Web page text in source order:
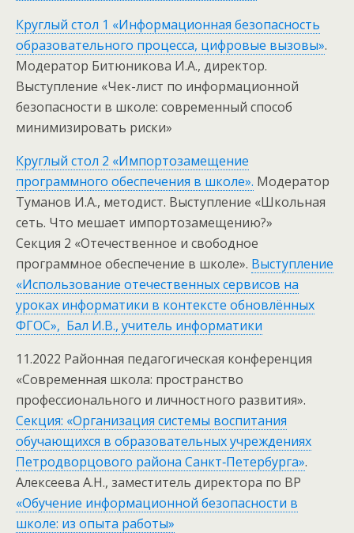
Круглый стол 1 «Информационная безопасность
образовательного процесса, цифровые вызовы».
Модератор Битюникова И.А., директор.
Выступление «Чек-лист по информационной
безопасности в школе: современный способ
минимизировать риски»
Круглый стол 2 «Импортозамещение
программного обеспечения в школе». Модератор
Туманов И.А., методист. Выступление «Школьная
сеть. Что мешает импортозамещению?»
Секция 2 «Отечественное и свободное
программное обеспечение в школе». Выступление
«Использование отечественных сервисов на
уроках информатики в контексте обновлённых
ФГОС», Бал И.В., учитель информатики
11.2022 Районная педагогическая конференция
«Современная школа: пространство
профессионального и личностного развития».
Секция: «Организация системы воспитания
обучающихся в образовательных учреждениях
Петродворцового района Санкт‑Петербурга».
Алексеева А.Н., заместитель директора по ВР
«Обучение информационной безопасности в
школе: из опыта работы»